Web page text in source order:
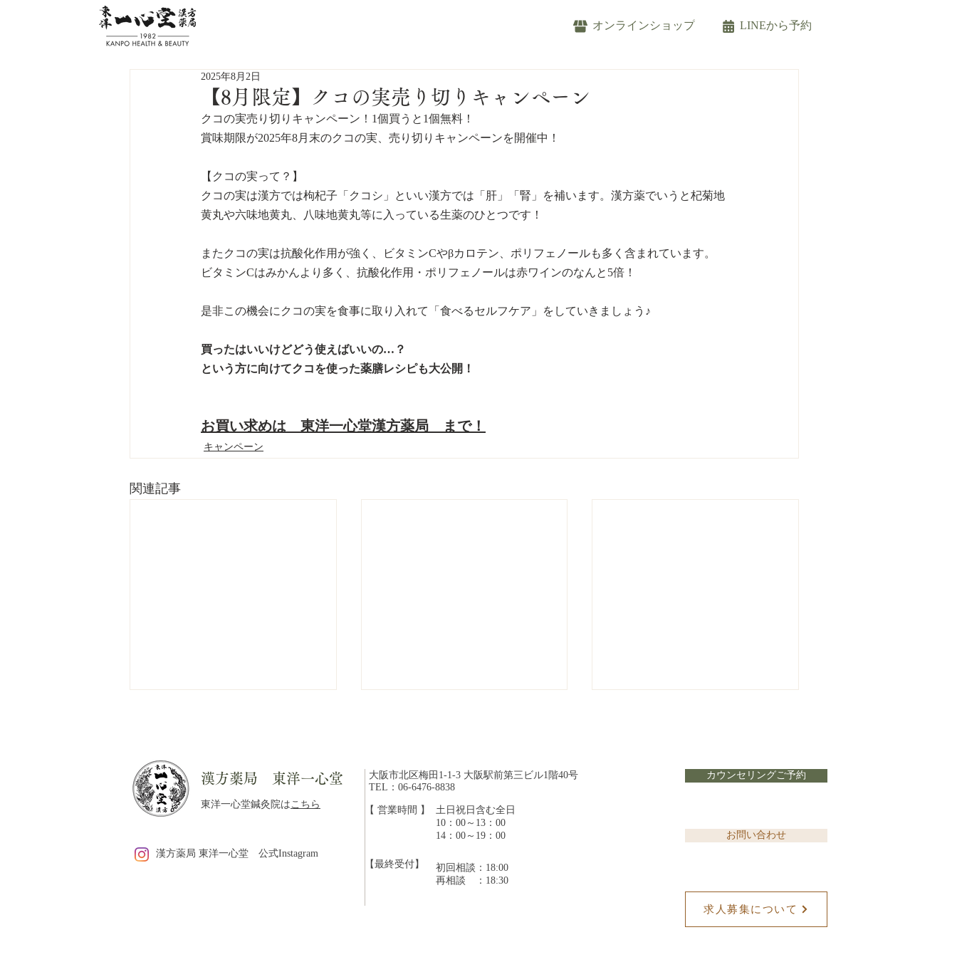
オンラインショップ LINEから予約
【8月限定】クコの実売り切りキャンペーン
2025年8月2日
クコの実売り切りキャンペーン！1個買うと1個無料！
賞味期限が2025年8月末のクコの実、売り切りキャンペーンを開催中！
【クコの実って？】
クコの実は漢方では枸杞子「クコシ」といい漢方では「肝」「腎」を補います。漢方薬でいうと杞菊地
黄丸や六味地黄丸、八味地黄丸等に入っている生薬のひとつです！
またクコの実は抗酸化作用が強く、ビタミンCやβカロテン、ポリフェノールも多く含まれています。
ビタミンCはみかんより多く、抗酸化作用・ポリフェノールは赤ワインのなんと5倍！
是非この機会にクコの実を食事に取り入れて「食べるセルフケア」をしていきましょう♪
買ったはいいけどどう使えばいいの…？
という方に向けてクコを使った薬膳レシピも大公開！
お買い求めは　東洋一心堂漢方薬局　まで！
キャンペーン
関連記事
まとあて開催！
【夏休み親子養生体験】漢方
草木香袋
【8月開催・養生体験】東洋
漢方薬局 東洋一心堂
東洋一心堂鍼灸院はこちら
漢方薬局 東洋一心堂 公式Instagram
大阪市北区梅田1-1-3 大阪駅前第三ビル1階40号
TEL：06-6476-8838
【 営業時間 】
​土日祝日含む全日
10：00～13：00
14：00～19：00
【最終受付】
初回相談：18:00
​再相談 ：18:30
カウンセリングご予約
お問い合わせ
求人募集について